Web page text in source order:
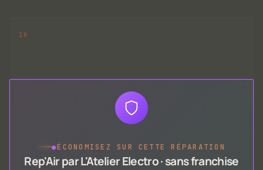
●ÉCONOMISEZ SUR CETTE RÉPARATION
Rep'Air par L'Atelier Electro · sans franchise